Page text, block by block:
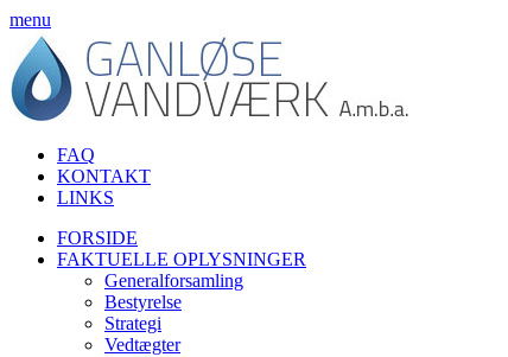
menu
FAQ
KONTAKT
LINKS
FORSIDE
FAKTUELLE OPLYSNINGER
Generalforsamling
Bestyrelse
Strategi
Vedtægter